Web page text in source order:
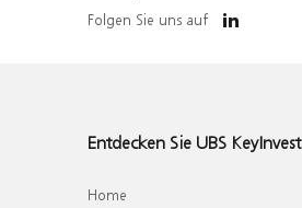
Folgen Sie uns auf
Entdecken Sie UBS KeyInvest
Home